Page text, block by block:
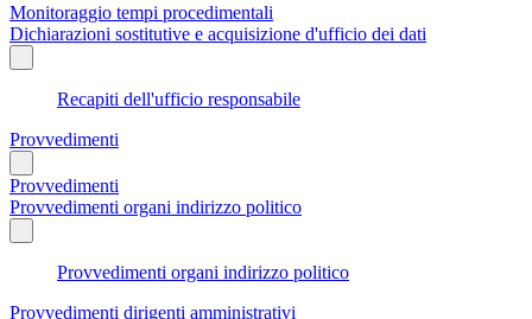
Monitoraggio tempi procedimentali
Dichiarazioni sostitutive e acquisizione d'ufficio dei dati
Recapiti dell'ufficio responsabile
Provvedimenti
Provvedimenti
Provvedimenti organi indirizzo politico
Provvedimenti organi indirizzo politico
Provvedimenti dirigenti amministrativi